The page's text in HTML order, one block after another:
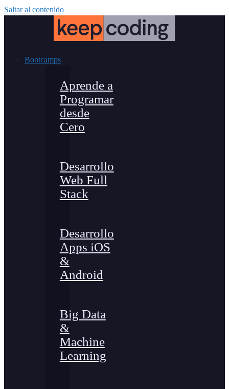
Saltar al contenido
Bootcamps
Aprende a
Programar
desde
Cero
Desarrollo
Web Full
Stack
Desarrollo
Apps iOS
&
Android
Big Data
&
Machine
Learning